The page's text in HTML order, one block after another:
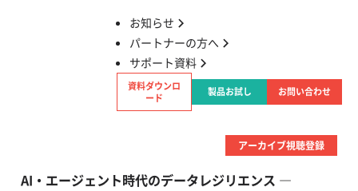
お知らせ
パートナーの方へ
サポート資料
資料ダウンロ
ード
製品お試し お問い合わせ
バックアップ
データ保護
ランサムウェア対策
Microsoft365を導入・活用したい
アーカイブ視聴登録
AI・エージェント時代のデータレジリエンス ―